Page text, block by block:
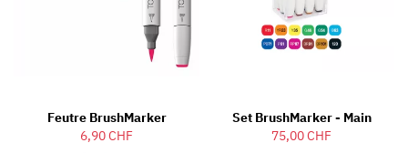
Feutre BrushMarker
6,90 CHF
Set BrushMarker - Main
75,00 CHF